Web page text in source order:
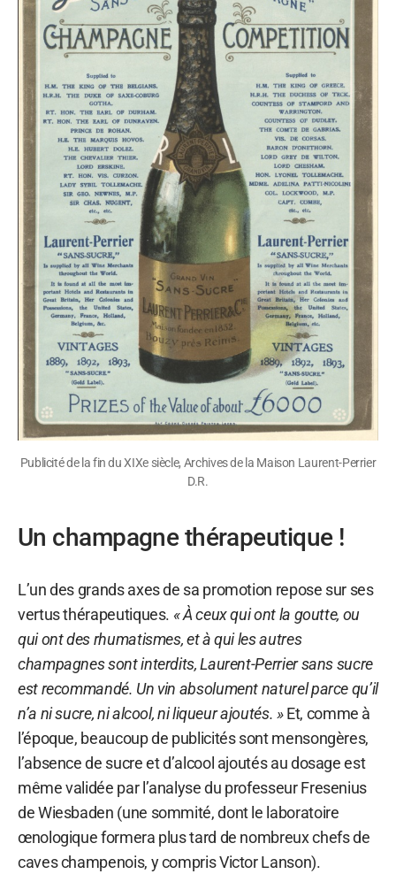
Publicité de la fin du XIXe siècle, Archives de la Maison Laurent-Perrier
D.R.
Un champagne thérapeutique !
L’un des grands axes de sa promotion repose sur ses
vertus thérapeutiques. « À ceux qui ont la goutte, ou
qui ont des rhumatismes, et à qui les autres
champagnes sont interdits, Laurent-Perrier sans sucre
est recommandé. Un vin absolument naturel parce qu’il
n’a ni sucre, ni alcool, ni liqueur ajoutés. »Et, comme à
l’époque, beaucoup de publicités sont mensongères,
l’absence de sucre et d’alcool ajoutés au dosage est
même validée par l’analyse du professeur Fresenius
de Wiesbaden (une sommité, dont le laboratoire
œnologique formera plus tard de nombreux chefs de
caves champenois, y compris Victor Lanson).